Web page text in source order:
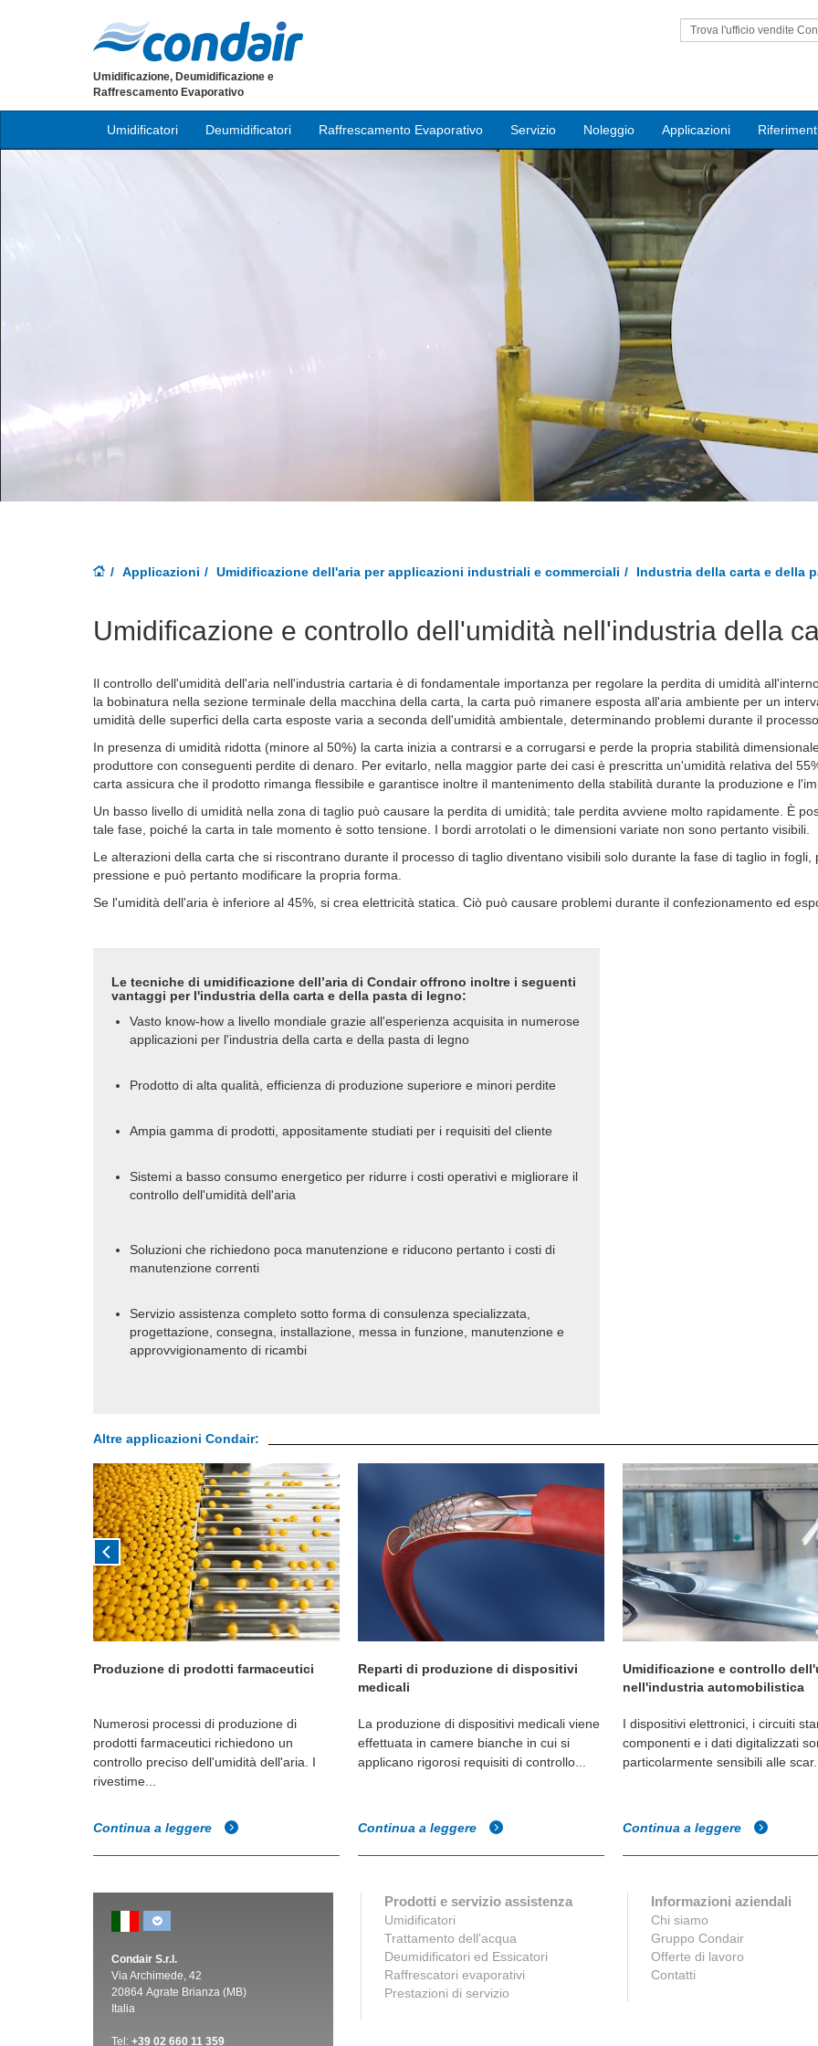
Trova l'ufficio vendite
Umidificazione, Deumidificazione e
Raffrescamento Evaporativo
Umidificatori Deumidificatori Raffrescamento Evaporativo Servizio Noleggio Applicazioni
Applicazioni Umidificazione dell'aria per applicazioni industriali e commerciali Industria della carta e della
Umidificazione e controllo dell'umidità nell'industria della
Il controllo dell'umidità dell'aria nell'industria cartaria è di fondamentale importanza per regolare la perdita di umidità
la bobinatura nella sezione terminale della macchina della carta, la carta può rimanere esposta all'aria ambiente per un
umidità delle superfici della carta esposte varia a seconda dell'umidità ambientale, determinando problemi durante il
In presenza di umidità ridotta (minore al 50%) la carta inizia a contrarsi e a corrugarsi e perde la propria stabilità
produttore con conseguenti perdite di denaro. Per evitarlo, nella maggior parte dei casi è prescritta un'umidità relativa del
carta assicura che il prodotto rimanga flessibile e garantisce inoltre il mantenimento della stabilità durante la produzione e
Un basso livello di umidità nella zona di taglio può causare la perdita di umidità; tale perdita avviene molto rapidamente. È
tale fase, poiché la carta in tale momento è sotto tensione. I bordi arrotolati o le dimensioni variate non sono pertanto visibili.
Le alterazioni della carta che si riscontrano durante il processo di taglio diventano visibili solo durante la fase di taglio in
pressione e può pertanto modificare la propria forma.
Se l'umidità dell'aria è inferiore al 45%, si crea elettricità statica. Ciò può causare problemi durante il confezionamento ed
Le tecniche di umidificazione dell’aria di Condair offrono inoltre i seguenti
vantaggi per l'industria della carta e della pasta di legno:
Vasto know-how a livello mondiale grazie all'esperienza acquisita in numerose
applicazioni per l'industria della carta e della pasta di legno
Prodotto di alta qualità, efficienza di produzione superiore e minori perdite
Ampia gamma di prodotti, appositamente studiati per i requisiti del cliente
Sistemi a basso consumo energetico per ridurre i costi operativi e migliorare il
controllo dell'umidità dell'aria
Soluzioni che richiedono poca manutenzione e riducono pertanto i costi di
manutenzione correnti
Servizio assistenza completo sotto forma di consulenza specializzata,
progettazione, consegna, installazione, messa in funzione, manutenzione e
approvvigionamento di ricambi
Altre applicazioni Condair:
Umidificazione e controllo dell'umidità
I dispositivi elettronici, i circuiti stampati, i
componenti e i dati digitalizzati sono
particolarmente sensibili alle scar...
Continua a leggere
Umidificazione e controllo dell'umidità
per l'industria dell'imballaggio
L'umidità ottimale è un fattore climatico
importante nella produzione e nella
stampa degli imballaggi, per garantire
Continua a leggere
Umidificazione e controllo
dell'aria per l'industria del
Le persone che lavorano
legno, come la falegnameria, la
produzione di mobili e di
Continua a leggere
Condair S.r.l.
Via Archimede, 42
20864 Agrate Brianza (MB)
Italia
Tel: +39 02 660 11 359
Prodotti e servizio assistenza
Umidificatori
Trattamento dell'acqua
Deumidificatori ed Essicatori
Raffrescatori evaporativi
Prestazioni di servizio
Informazioni aziendali
Chi siamo
Gruppo Condair
Offerte di lavoro
Contatti